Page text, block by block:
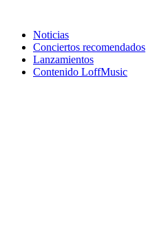
Noticias
Conciertos recomendados
Lanzamientos
Contenido LoffMusic